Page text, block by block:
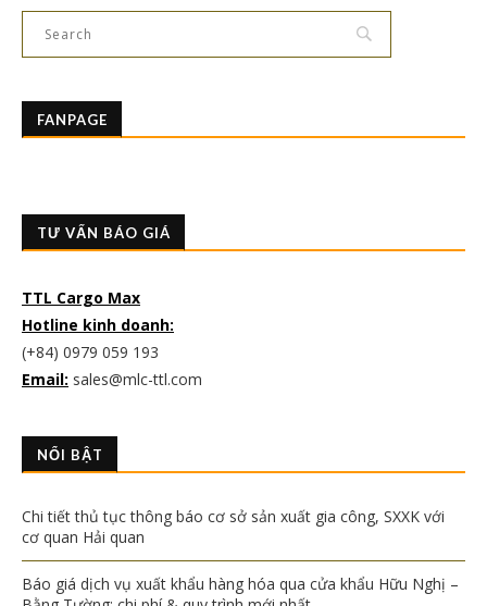
FANPAGE
TƯ VẤN BÁO GIÁ
TTL Cargo Max
Hotline kinh doanh:
(+84) 0979 059 193
Email: sales@mlc-ttl.com
NỔI BẬT
Chi tiết thủ tục thông báo cơ sở sản xuất gia công, SXXK với
cơ quan Hải quan
Báo giá dịch vụ xuất khẩu hàng hóa qua cửa khẩu Hữu Nghị –